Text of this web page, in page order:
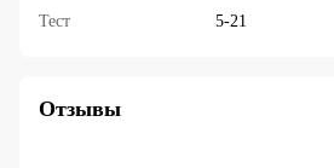
Тест
5-21
Отзывы